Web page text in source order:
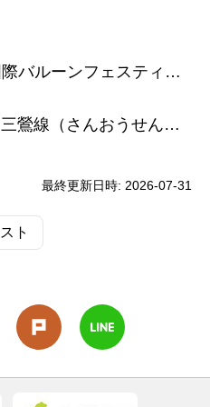
バル 今年は大人気キャラクター“ちいかわ”とコラボ！
2026年6月30日に開通 人気観光スポットへのアクセスがさらに便利に！
最終更新日時: 2026-07-31
ト